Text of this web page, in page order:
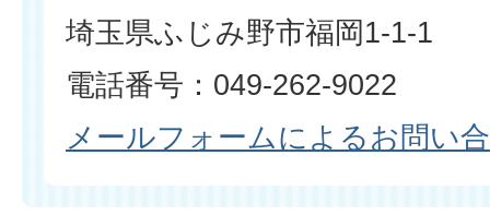
埼玉県ふじみ野市福岡1-1-1
電話番号：049-262-9022
メールフォームによるお問い